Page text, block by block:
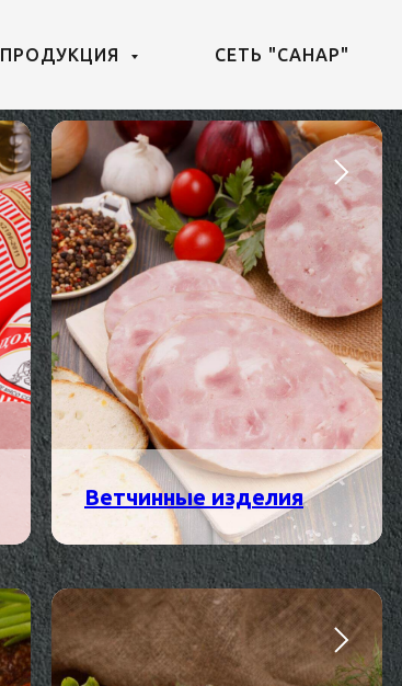
ПРОДУКЦИЯ СЕТЬ "САНАР"
Ветчинные изделия